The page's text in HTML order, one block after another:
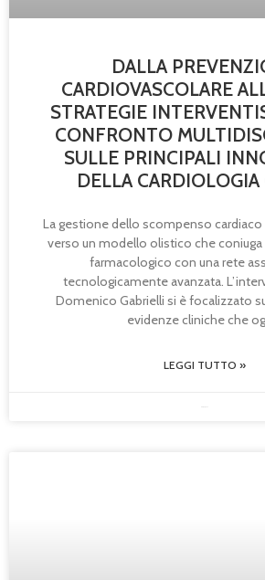
DALLA
CARDIOVASCOLARE
STRATEGIE
CONFRONTO
SULLE PRINCIPALI
DELLA
La gestione dello scompenso
verso un modello olistico che
farmacologico con una rete
tecnologicamente avanzata.
Domenico Gabrielli si è focalizzato
evidenze cliniche che
LEGGI TUTTO »